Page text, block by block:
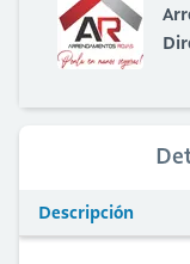
Descripción